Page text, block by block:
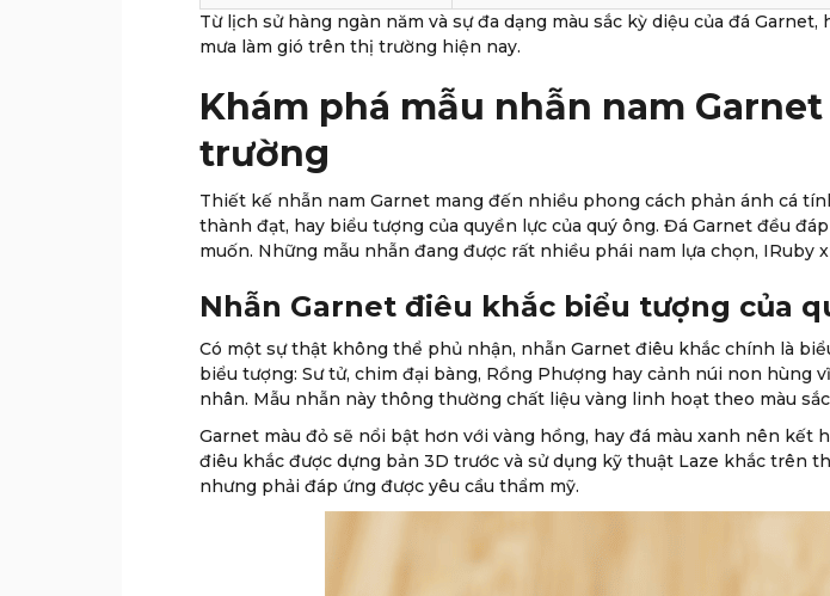
Từ lịch sử hàng ngàn năm và sự đa dạng màu sắc kỳ diệu của đá
mưa làm gió trên thị trường hiện nay.
Khám phá mẫu nhẫn nam
trường
Thiết kế nhẫn nam Garnet mang đến nhiều phong cách phản ánh cá
thành đạt, hay biểu tượng của quyền lực của quý ông. Đá Garnet đều
muốn. Những mẫu nhẫn đang được rất nhiều phái nam lựa chọn, IRuby
Nhẫn Garnet điêu khắc biểu tượng của
Có một sự thật không thể phủ nhận, nhẫn Garnet điêu khắc chính là
biểu tượng: Sư tử, chim đại bàng, Rồng Phượng hay cảnh núi non hùng
nhân. Mẫu nhẫn này thông thường chất liệu vàng linh hoạt theo màu
Garnet màu đỏ sẽ nổi bật hơn với vàng hồng, hay đá màu xanh nên
điêu khắc được dựng bản 3D trước và sử dụng kỹ thuật Laze khắc trên
nhưng phải đáp ứng được yêu cầu thẩm mỹ.